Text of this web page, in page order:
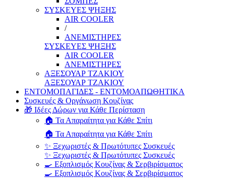
ΣΥΣΚΕΥΕΣ ΨΗΞΗΣ
AIR COOLER
/
ΑΝΕΜΙΣΤΗΡΕΣ
ΣΥΣΚΕΥΕΣ ΨΗΞΗΣ
AIR COOLER
ΑΝΕΜΙΣΤΗΡΕΣ
ΑΞΕΣΟΥΑΡ ΤΖΑΚΙΟΥ
ΑΞΕΣΟΥΑΡ ΤΖΑΚΙΟΥ
ΕΝΤΟΜΟΠΑΓΙΔΕΣ - ΕΝΤΟΜΟΑΠΩΘΗΤΙΚΑ
Συσκευές & Οργάνωση Κουζίνας
🎁 Ιδέες Δώρων για Κάθε Περίσταση
🏠 Τα Απαραίτητα για Κάθε Σπίτι
🏠 Τα Απαραίτητα για Κάθε Σπίτι
✨ Ξεχωριστές & Πρωτότυπες Συσκευές
✨ Ξεχωριστές & Πρωτότυπες Συσκευές
🍳 Εξοπλισμός Κουζίνας & Σερβιρίσματος
🍳 Εξοπλισμός Κουζίνας & Σερβιρίσματος